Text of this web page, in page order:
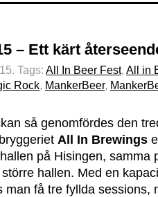
– Ett kärt
Tags: All In Beer Fest, All in
Rock, MankerBeer,
så genomfördes den
All In Brewings
på Hisingen, samma
hallen. Med en
man få tre fyllda sessions,